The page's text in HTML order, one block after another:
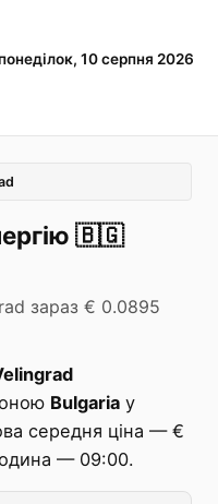
10 серпня 2026
🇧🇬
зараз € 0.0895
Bulgaria у
середня ціна — €
— 09:00.